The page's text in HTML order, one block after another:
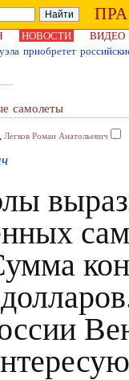
НОВОСТИ
ВИДЕО
приобретет
самолеты
, Легков Роман Анатольевич